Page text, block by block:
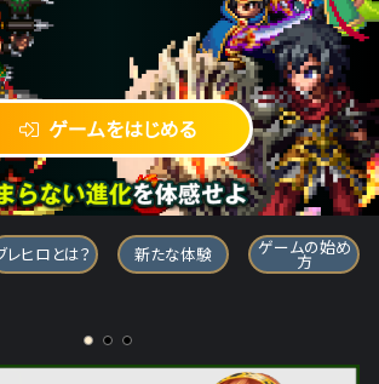
ゲームをはじめる
ンティア ヒーローズ
レヒロとは？ 新たな体験 ゲームの始め
方